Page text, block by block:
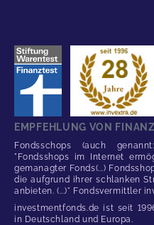
EMPFEHLUNG VON
Fondsschops (auch
"Fondsshops im Internet
gemanagter Fonds(...)
die aufgrund ihrer schlanken
anbieten. (...)" Fondsvermittler
investmentfonds.de ist seit
in Deutschland und Europa.